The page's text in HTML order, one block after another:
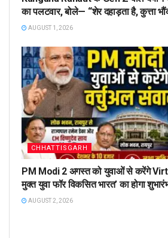
का पलटवार, बोले— “शेर दहाड़ता है, कुत्ता
AUGUST 1, 2026
CHHATTISGARH
PM Modi 2 अगस्त को युवाओं से करेंगे
मुक्त युवा फॉर विकसित भारत’ का होगा
AUGUST 2, 2026